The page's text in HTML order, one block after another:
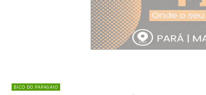
BICO DO PAPAGAIO